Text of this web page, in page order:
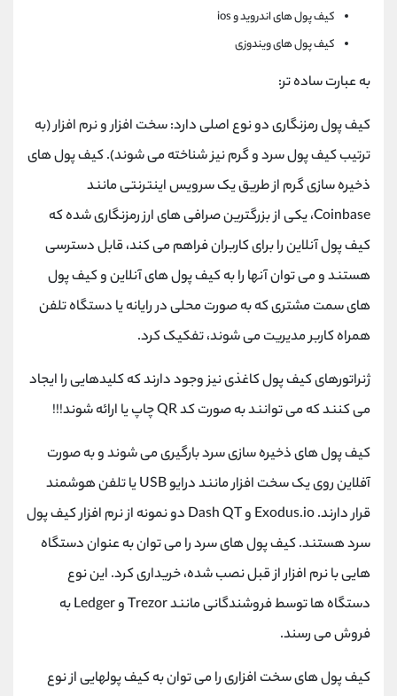
کیف پول های اندروید و ios
کیف پول های ویندوزی
به عبارت ساده تر:
کیف پول رمزنگاری دو نوع اصلی دارد: سخت افزار و نرم افزار (به
ترتیب کیف پول سرد و گرم نیز شناخته می شوند). کیف پول های
ذخیره سازی گرم از طریق یک سرویس اینترنتی مانند
Coinbase، یکی از بزرگترین صرافی های ارز رمزنگاری شده که
کیف پول آنلاین را برای کاربران فراهم می کند، قابل دسترسی
هستند و می توان آنها را به کیف پول های آنلاین و کیف پول
های سمت مشتری که به صورت محلی در رایانه یا دستگاه تلفن
همراه کاربر مدیریت می شوند، تفکیک کرد.
ژنراتورهای کیف پول کاغذی نیز وجود دارند که کلیدهایی را ایجاد
می کنند که می توانند به صورت کد QR چاپ یا ارائه شوند!!!
کیف پول های ذخیره سازی سرد بارگیری می شوند و به صورت
آفلاین روی یک سخت افزار مانند درایو USB یا تلفن هوشمند
قرار دارند. Exodus.io و Dash QT دو نمونه از نرم افزار کیف پول
سرد هستند. کیف پول های سرد را می توان به عنوان دستگاه
هایی با نرم افزار از قبل نصب شده، خریداری کرد. این نوع
دستگاه ها توسط فروشندگانی مانند Trezor و Ledger به
فروش می رسند.
کیف پول های سخت افزاری را می توان به کیف پولهایی از نوع